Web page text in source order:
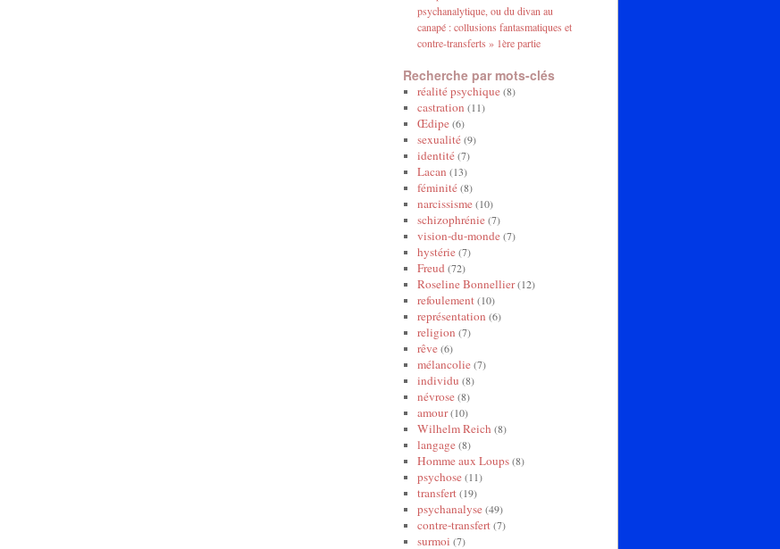
psychanalytique, ou du divan au
canapé : collusions fantasmatiques et
contre-transferts » 1ère partie
Recherche par mots-clés
réalité psychique(8)
castration (11)
Œdipe(6)
sexualité(9)
identité(7)
Lacan (13)
féminité(8)
narcissisme(10)
schizophrénie(7)
vision-du-monde(7)
hystérie(7)
Freud (72)
Roseline Bonnellier(12)
refoulement(10)
représentation (6)
religion (7)
rêve(6)
mélancolie(7)
individu (8)
névrose(8)
amour(10)
Wilhelm Reich (8)
langage(8)
Homme aux Loups(8)
psychose(11)
transfert(19)
psychanalyse(49)
contre-transfert(7)
surmoi (7)